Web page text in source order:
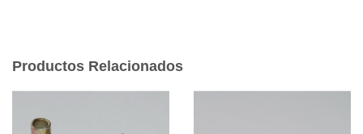
Productos Relacionados